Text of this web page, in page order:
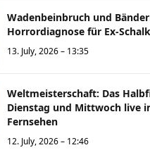
Wadenbeinbruch und
Horrordiagnose für Ex-
13. July, 2026 – 13:35
Weltmeisterschaft: Das
Dienstag und Mittwoch live
Fernsehen
12. July, 2026 – 12:46